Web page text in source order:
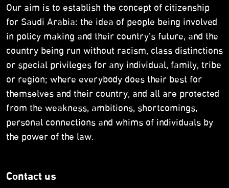
Our aim is to establish the concept of citizenship
for Saudi Arabia: the idea of people being involved
in policy making and their country’s future, and the
country being run without racism, class distinctions
or special privileges for any individual, family, tribe
or region; where everybody does their best for
themselves and their country, and all are protected
from the weakness, ambitions, shortcomings,
personal connections and whims of individuals by
the power of the law.
Contact us